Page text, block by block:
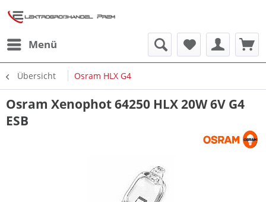
Menü
Übersicht Osram HLX G4
Osram Xenophot 64250 HLX 20W 6V G4
ESB